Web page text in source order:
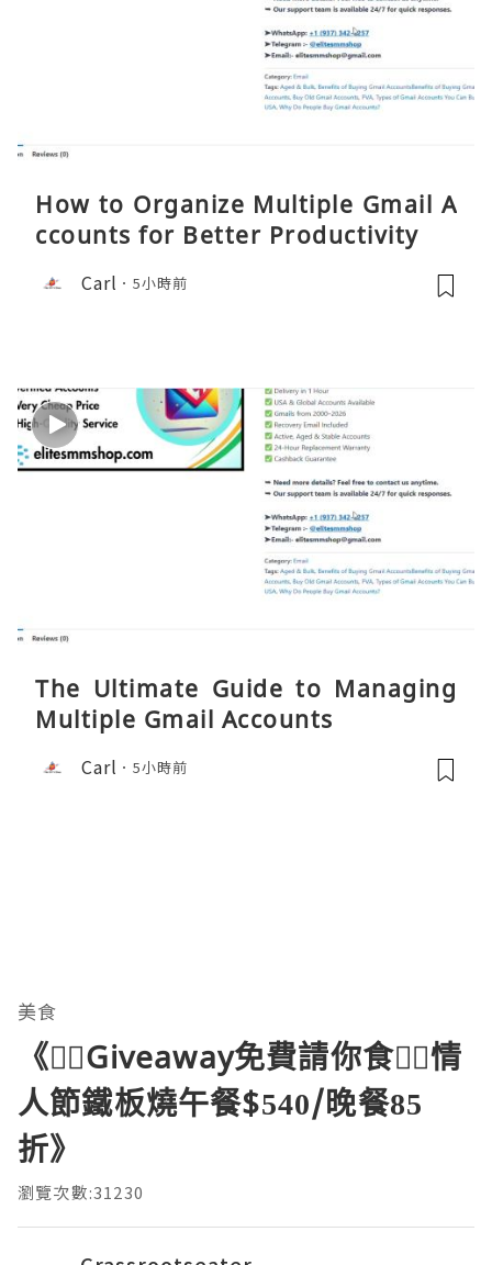
How to Organize Multiple Gmail A
ccounts for Better Productivity
Carl 5小時前
The Ultimate Guide to Managing
Multiple Gmail Accounts
Carl 5小時前
美食
《❤️‍🔥Giveaway免費請你食❤️‍🔥情
人節鐵板燒午餐$540/晚餐85
折》
瀏覽次數:31230